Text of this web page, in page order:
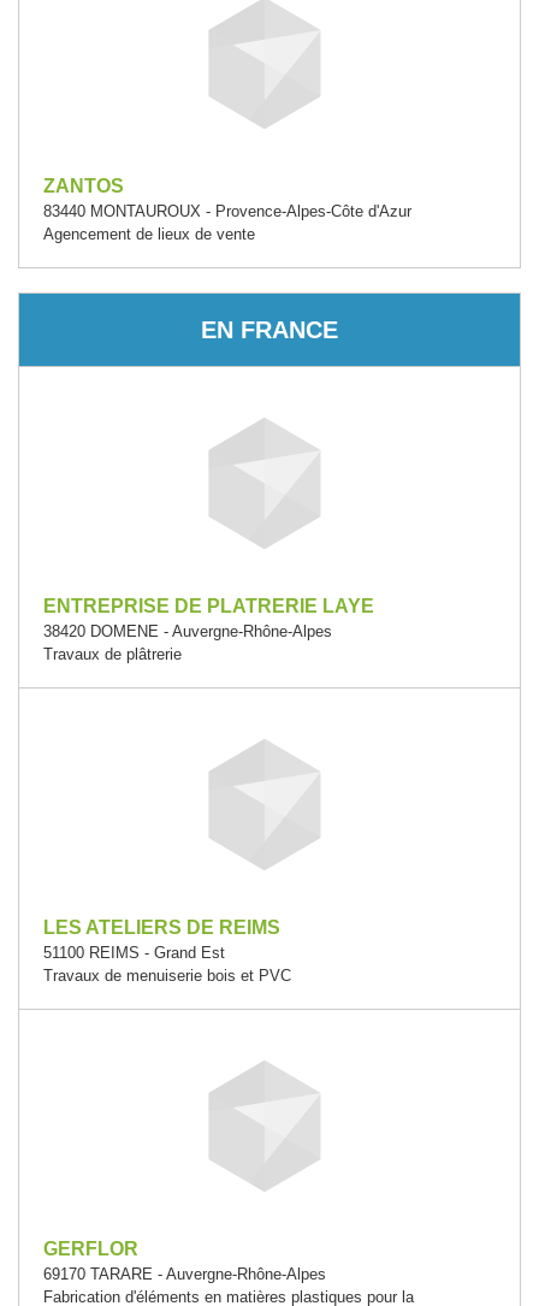
ZANTOS
83440 MONTAUROUX - Provence-Alpes-Côte d'Azur
Agencement de lieux de vente
EN FRANCE
ENTREPRISE DE PLATRERIE LAYE
38420 DOMENE - Auvergne-Rhône-Alpes
Travaux de plâtrerie
LES ATELIERS DE REIMS
51100 REIMS - Grand Est
Travaux de menuiserie bois et PVC
GERFLOR
69170 TARARE - Auvergne-Rhône-Alpes
Fabrication d'éléments en matières plastiques pour la